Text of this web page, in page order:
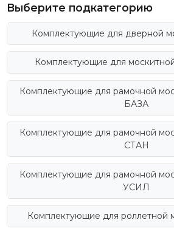
Выберите подкатегорию
Комплектующие для дверной
Комплектующие для
Комплектующие для рамочной
БАЗА
Комплектующие для рамочной
СТАН
Комплектующие для рамочной
УСИЛ
Комплектующие для роллетной